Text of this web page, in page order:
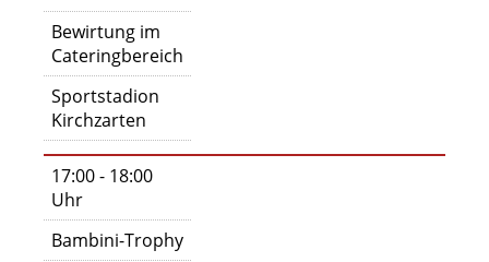
Bewirtung im
Cateringbereich
Sportstadion
Kirchzarten
17:00 - 18:00
Uhr
Bambini-Trophy